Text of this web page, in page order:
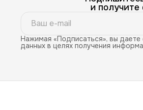
и получите
Нажимая «Подписаться», вы даете
данных в целях получения